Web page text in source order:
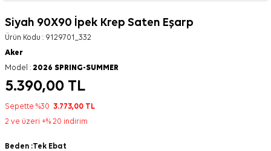
Siyah 90X90 İpek Krep Saten Eşarp
Ürün Kodu : 9129701_332
Aker
Model : 2026 SPRING-SUMMER
5.390,00 TL
Sepette %30 3.773,00 TL
2 ve üzeri +% 20 indirim
Beden :Tek Ebat